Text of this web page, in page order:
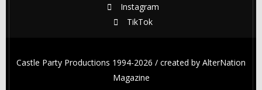
Instagram
TikTok
Castle Party Productions 1994-2026 / created by AlterNation
Magazine